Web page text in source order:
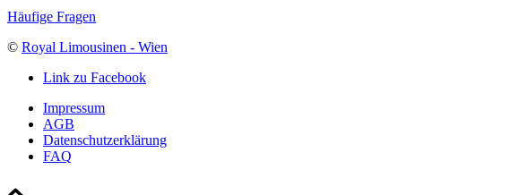
Häufige Fragen
© Royal Limousinen - Wien
Link zu Facebook
Impressum
AGB
Datenschutzerklärung
FAQ